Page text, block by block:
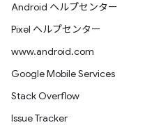
Android ヘルプセンター
Pixel ヘルプセンター
www.android.com
Google Mobile Services
Stack Overflow
Issue Tracker